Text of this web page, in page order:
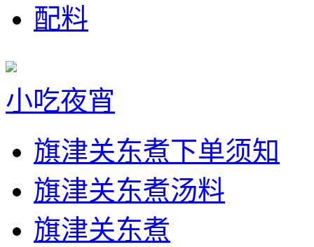
配料
小吃夜宵
旗津关东煮下单须知
旗津关东煮汤料
旗津关东煮